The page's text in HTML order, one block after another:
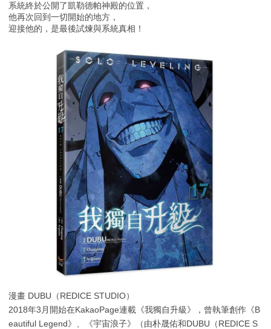
系統終於公開了凱勒德帕神殿的位置，
他再次回到一切開始的地方，
迎接他的，是最後試煉與系統真相！
漫畫 DUBU（REDICE STUDIO）
2018年3月開始在KakaoPage連載《我獨自升級》，曾執筆創作《B
eautiful Legend》、《宇宙浪子》（由朴晟佑和DUBU（REDICE S